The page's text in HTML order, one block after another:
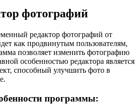
фотографий
редактор фотографий от
как продвинутым пользователям,
позволяет изменить фотографию
особенностью редактора является
способный улучшить фото в
программы: